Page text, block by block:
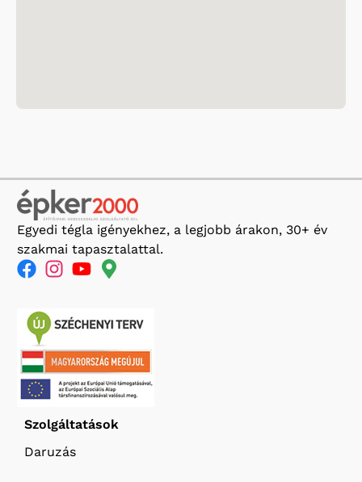
Egyedi tégla igényekhez, a legjobb árakon, 30+ év
szakmai tapasztalattal.
Szolgáltatások
Daruzás